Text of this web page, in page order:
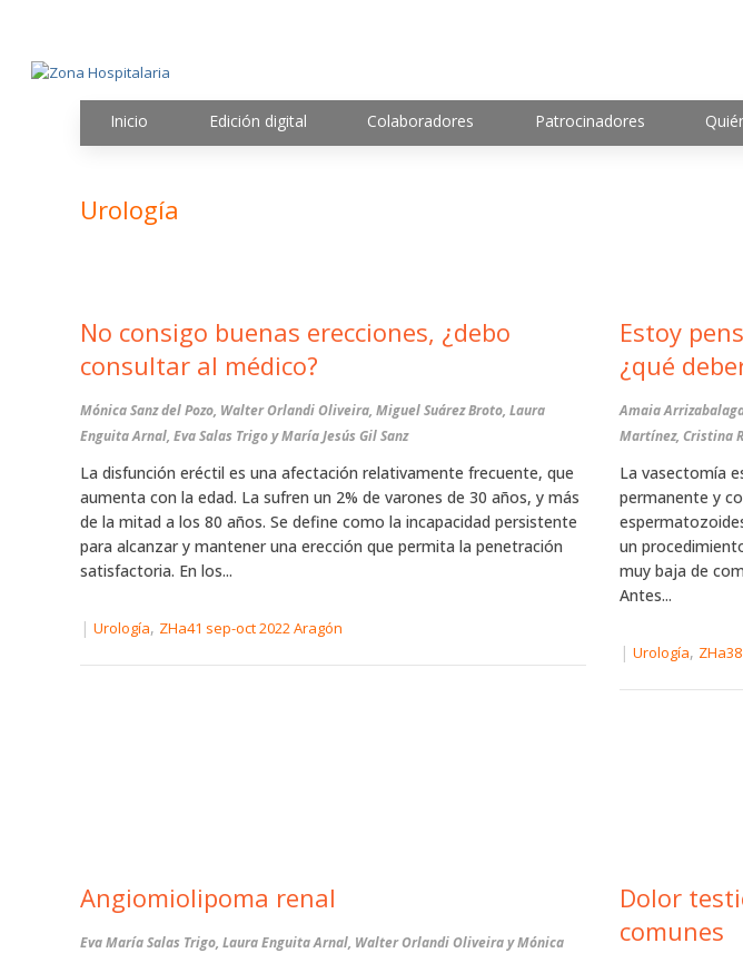
Inicio Edición digital Colaboradores Patrocinadores
Urología
No consigo buenas erecciones, ¿debo
consultar al médico?
Mónica Sanz del Pozo, Walter Orlandi Oliveira, Miguel Suárez Broto, Laura
Enguita Arnal, Eva Salas Trigo y María Jesús Gil Sanz
La disfunción eréctil es una afectación relativamente frecuente, que
aumenta con la edad. La sufren un 2% de varones de 30 años, y más
de la mitad a los 80 años. Se define como la incapacidad persistente
para alcanzar y mantener una erección que permita la penetración
satisfactoria. En los...
| Urología, ZHa41 sep-oct 2022 Aragón
Angiomiolipoma renal
Eva María Salas Trigo, Laura Enguita Arnal, Walter Orlandi Oliveira y Mónica
Estoy
¿qué
Amaia
Martínez, Cristina
La vasectomía
permanente y
un
muy baja de
Antes...
| Urología,
Dolor
comunes